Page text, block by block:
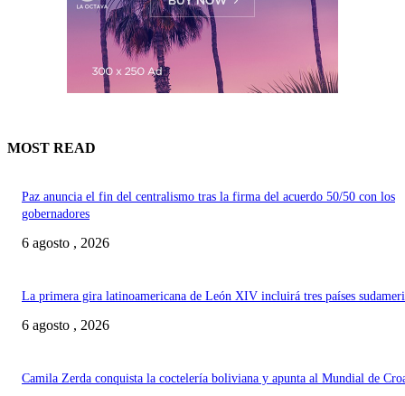
MOST READ
Paz anuncia el fin del centralismo tras la firma del acuerdo 50/50 con los
gobernadores
6 agosto , 2026
La primera gira latinoamericana de León XIV incluirá tres países
6 agosto , 2026
Camila Zerda conquista la coctelería boliviana y apunta al Mundial de